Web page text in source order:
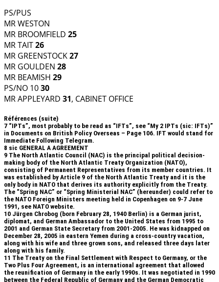
PS/PUS
MR WESTON
MR BROOMFIELD 25
MR TAIT26
MR GREENSTOCK27
MR GOULDEN 28
MR BEAMISH 29
PS/NO 1030
MR APPLEYARD 31, CABINET OFFICE
Références (suite)
7 “IPTs”, most probably to be read as “IFTs”, see “My 2 IPTs (sic: IFTs)”
in Documents on British Policy Overseas – Page 106. IFT would stand for
Immediate Following Telegram.
8 sic GENERAL A AGREEMENT
9 The North Atlantic Council (NAC) is the principal political decision-
making body of the North Atlantic Treaty Organization (NATO),
consisting of Permanent Representatives from its member countries. It
was established by Article 9 of the North Atlantic Treaty and it is the
only body in NATO that derives its authority explicitly from the Treaty.
The “Spring NAC” or “Spring Ministerial NAC” (hereunder) could refer to
the NATO Foreign Ministers meeting held in Copenhagen on 9-7 June
1991, see NATO website.
10 Jürgen Chrobog (born February 28, 1940 Berlin) is a German jurist,
diplomat, and German Ambassador to the United States from 1995 to
2001 and German State Secretary from 2001-2005. He was kidnapped on
December 28, 2005 in eastern Yemen during a cross-country vacation,
along with his wife and three grown sons, and released three days later
along with his family.
11 The Treaty on the Final Settlement with Respect to Germany, or the
Two Plus Four Agreement, is an international agreement that allowed
the reunification of Germany in the early 1990s. It was negotiated in 1990
between the Federal Republic of Germany and the German Democratic